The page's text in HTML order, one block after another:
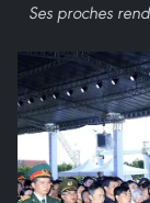
Ses proches